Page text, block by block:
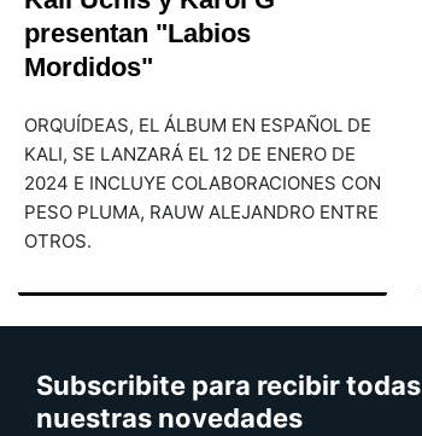
presentan "Labios
Mordidos"
ORQUÍDEAS, EL ÁLBUM EN ESPAÑOL DE
KALI, SE LANZARÁ EL 12 DE ENERO DE
2024 E INCLUYE COLABORACIONES CON
PESO PLUMA, RAUW ALEJANDRO ENTRE
OTROS.
Subscribite para recibir todas
nuestras novedades